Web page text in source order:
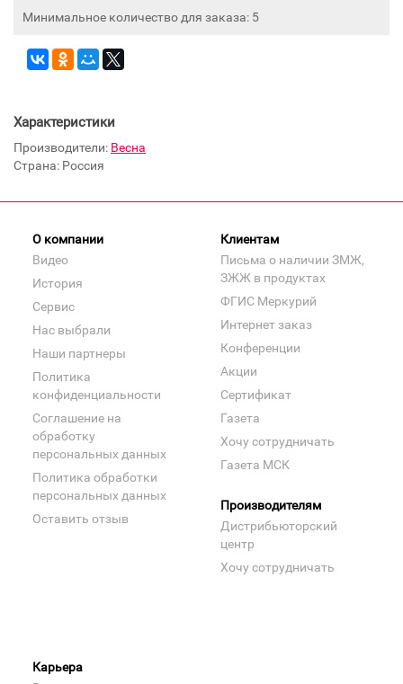
Минимальное количество для заказа: 5
Характеристики
Производители: Весна
Страна: Россия
О компании
Видео
История
Сервис
Нас выбрали
Наши партнеры
Политика
конфиденциальности
Соглашение на
обработку
персональных данных
Политика обработки
персональных данных
Оставить отзыв
Клиентам
Письма о наличии ЗМЖ,
ЗЖЖ в продуктах
ФГИС Меркурий
Интернет заказ
Конференции
Акции
Сертификат
Газета
Хочу сотрудничать
Газета МСК
Производителям
Дистрибьюторский
центр
Хочу сотрудничать
Карьера